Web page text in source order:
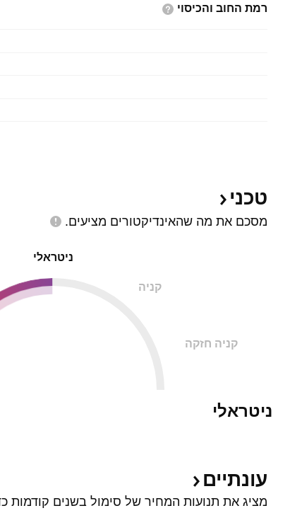
רמת החוב והכיסוי
טכני
מסכם את מה שהאינדיקטורים מציעים.
ניטראלי
קניה
קניה חזקה
ניטראלי
עונתיים
מציג את תנועות המחיר של סימול בשנים קודמות